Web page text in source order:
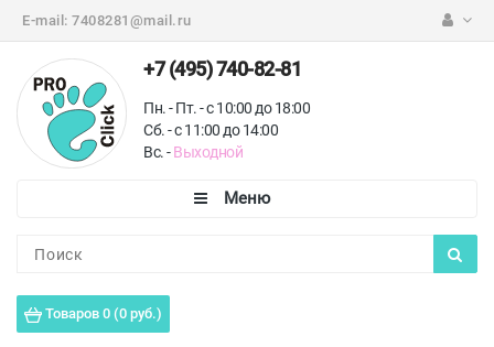
E-mail: 7408281@mail.ru
+7 (495) 740-82-81
Пн. - Пт. - с 10:00 до 18:00
Сб. - с 11:00 до 14:00
Вс. -Выходной
Товаров 0 (0 руб.)
Пороги для пола